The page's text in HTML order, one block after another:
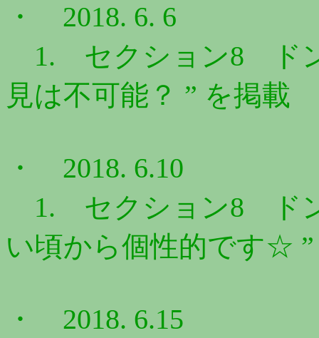
・ 2018. 6. 6
1. セクション8 ドン
見は不可能？ ” を掲載
・ 2018. 6.10
1. セクション8 ドン
い頃から個性的です☆
・ 2018. 6.15